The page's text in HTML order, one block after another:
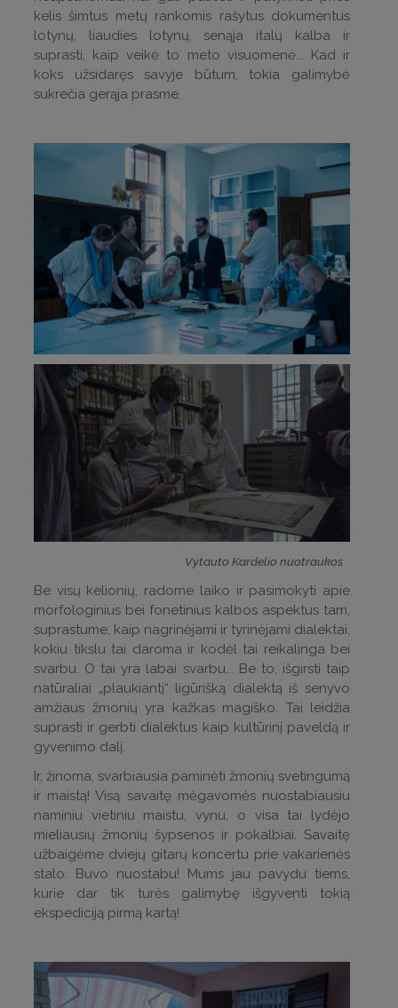
kelis šimtus metų rankomis rašytus dokumentus
lotynų, liaudies lotynų, senąja italų kalba ir
suprasti, kaip veikė to meto visuomenė... Kad ir
koks užsidaręs savyje būtum, tokia galimybė
sukrečia gerąja prasme.
Vytauto Kardelio nuotraukos
Be visų kelionių, radome laiko ir pasimokyti apie
morfologinius bei fonetinius kalbos aspektus tam,
suprastume, kaip nagrinėjami ir tyrinėjami dialektai,
kokiu tikslu tai daroma ir kodėl tai reikalinga bei
svarbu. O tai yra labai svarbu... Be to, išgirsti taip
natūraliai „plaukiantį“ ligūrišką dialektą iš senyvo
amžiaus žmonių yra kažkas magiško. Tai leidžia
suprasti ir gerbti dialektus kaip kultūrinį paveldą ir
gyvenimo dalį.
Ir, žinoma, svarbiausia paminėti žmonių svetingumą
ir maistą! Visą savaitę mėgavomės nuostabiausiu
naminiu vietiniu maistu, vynu, o visa tai lydėjo
mieliausių žmonių šypsenos ir pokalbiai. Savaitę
užbaigėme dviejų gitarų koncertu prie vakarienės
stalo. Buvo nuostabu! Mums jau pavydu tiems,
kurie dar tik turės galimybę išgyventi tokią
ekspediciją pirmą kartą!